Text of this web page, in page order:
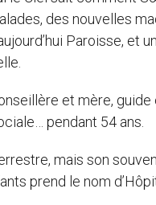
des nouvelles
Paroisse, et
et mère,
pendant 54 ans.
mais son
prend le nom